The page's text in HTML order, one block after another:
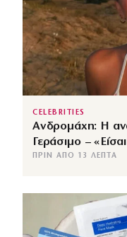
CELEBRITIES
Ανδρομάχη: Η
Γεράσιμο –
ΠΡΙΝ ΑΠΌ 13 ΛΕΠΤΆ